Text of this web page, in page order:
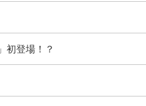
初登場！？